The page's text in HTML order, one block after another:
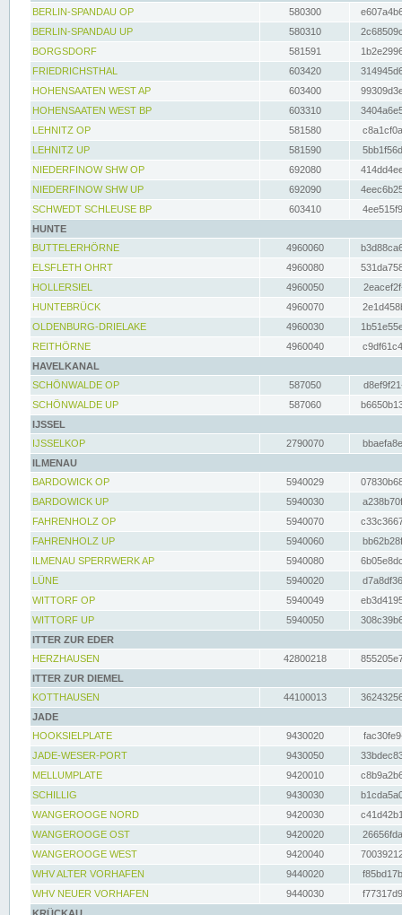
BERLIN-SPANDAU OP
580300
BERLIN-SPANDAU UP
580310
BORGSDORF
581591
FRIEDRICHSTHAL
603420
HOHENSAATEN WEST AP
603400
HOHENSAATEN WEST BP
603310
LEHNITZ OP
581580
LEHNITZ UP
581590
NIEDERFINOW SHW OP
692080
NIEDERFINOW SHW UP
692090
SCHWEDT SCHLEUSE BP
603410
HUNTE
BUTTELERHÖRNE
4960060
ELSFLETH OHRT
4960080
HOLLERSIEL
4960050
HUNTEBRÜCK
4960070
OLDENBURG-DRIELAKE
4960030
REITHÖRNE
4960040
HAVELKANAL
SCHÖNWALDE OP
587050
SCHÖNWALDE UP
587060
IJSSEL
IJSSELKOP
2790070
ILMENAU
BARDOWICK OP
5940029
BARDOWICK UP
5940030
FAHRENHOLZ OP
5940070
FAHRENHOLZ UP
5940060
ILMENAU SPERRWERK AP
5940080
LÜNE
5940020
WITTORF OP
5940049
WITTORF UP
5940050
ITTER ZUR EDER
HERZHAUSEN
42800218
ITTER ZUR DIEMEL
KOTTHAUSEN
44100013
JADE
HOOKSIELPLATE
9430020
JADE-WESER-PORT
9430050
MELLUMPLATE
9420010
SCHILLIG
9430030
WANGEROOGE NORD
9420030
WANGEROOGE OST
9420020
WANGEROOGE WEST
9420040
WHV ALTER VORHAFEN
9440020
WHV NEUER VORHAFEN
9440030